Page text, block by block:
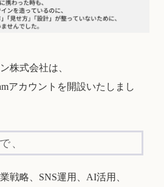
株式会社は、
アカウントを開設いたしまし
、
戦略、SNS運用、AI活用、